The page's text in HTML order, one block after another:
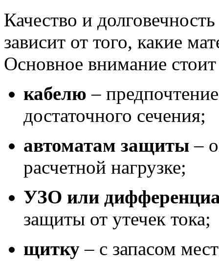
Качество и
зависит от того, какие
Основное внимание
кабелю –
достаточного сечения;
автоматам защиты –
расчетной нагрузке;
УЗО или
защиты от утечек тока;
щитку – с запасом